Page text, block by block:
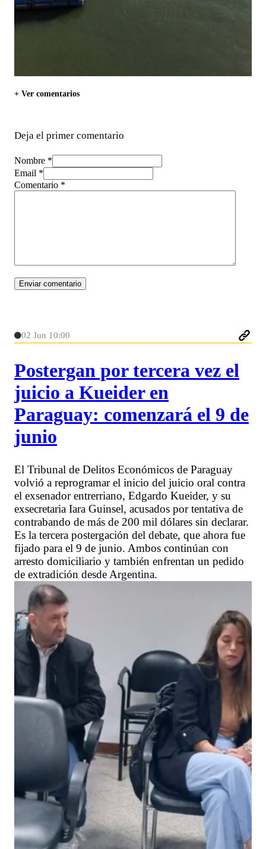
+ Ver comentarios
Deja el primer comentario
Nombre *
Email *
Comentario *
02 Jun 10:00
Postergan por tercera vez el
juicio a Kueider en
Paraguay: comenzará el 9 de
junio
El Tribunal de Delitos Económicos de Paraguay
volvió a reprogramar el inicio del juicio oral contra
el exsenador entrerriano, Edgardo Kueider, y su
exsecretaria Iara Guinsel, acusados por tentativa de
contrabando de más de 200 mil dólares sin declarar.
Es la tercera postergación del debate, que ahora fue
fijado para el 9 de junio. Ambos continúan con
arresto domiciliario y también enfrentan un pedido
de extradición desde Argentina.